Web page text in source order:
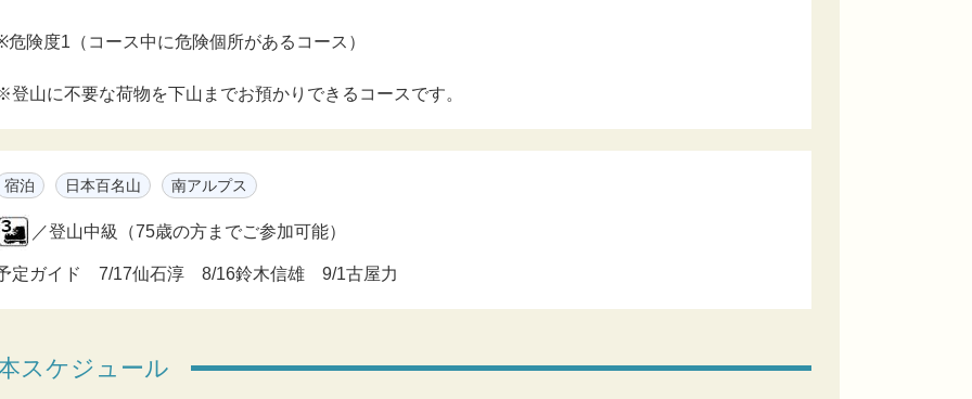
危険度1（コース中に危険個所があるコース）
登山に不要な荷物を下山までお預かりできるコースです。
宿泊 日本百名山 南アルプス
／登山中級（75歳の方までご参加可能）
定ガイド 7/17仙石淳 8/16鈴木信雄 9/1古屋力
スケジュール